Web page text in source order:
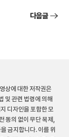
다음글
상에 대한 저작권은
관련 법령에 의해
디자인을 포함한 모
동의 없이 무단 복제,
금지합니다. 이를 위